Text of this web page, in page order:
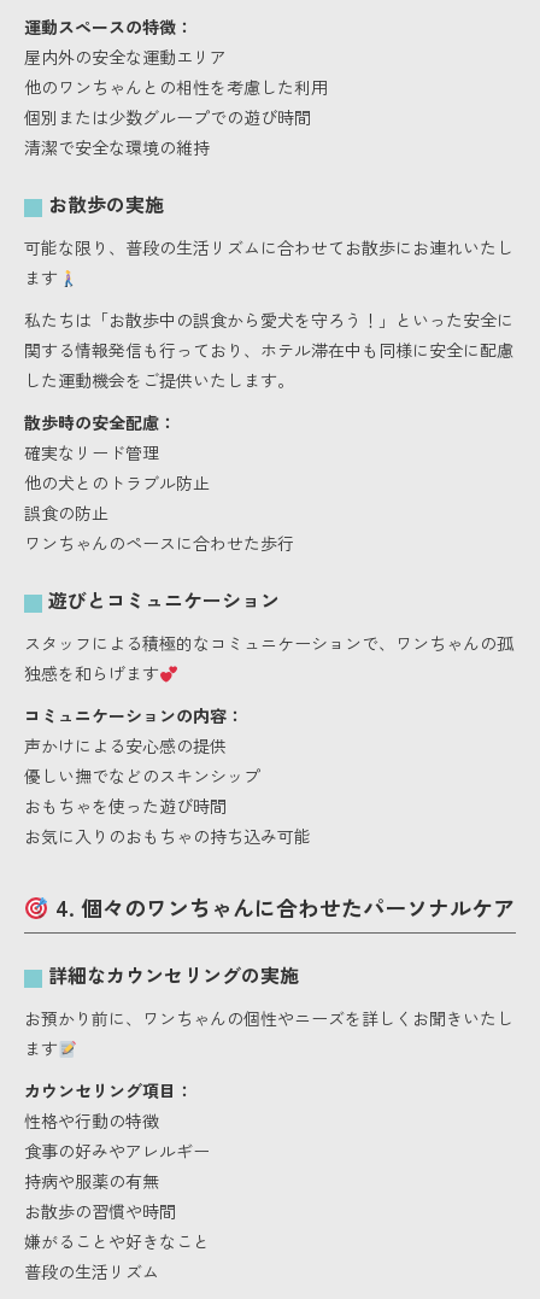
運動スペースの特徴：
屋内外の安全な運動エリア
他のワンちゃんとの相性を考慮した利用
個別または少数グループでの遊び時間
清潔で安全な環境の維持
お散歩の実施
可能な限り、普段の生活リズムに合わせてお散歩にお連れいたし
ます
私たちは「お散歩中の誤食から愛犬を守ろう！」といった安全に
関する情報発信も行っており、ホテル滞在中も同様に安全に配慮
した運動機会をご提供いたします。
散歩時の安全配慮：
確実なリード管理
他の犬とのトラブル防止
誤食の防止
ワンちゃんのペースに合わせた歩行
遊びとコミュニケーション
スタッフによる積極的なコミュニケーションで、ワンちゃんの孤
独感を和らげます
コミュニケーションの内容：
声かけによる安心感の提供
優しい撫でなどのスキンシップ
おもちゃを使った遊び時間
お気に入りのおもちゃの持ち込み可能
4. 個々のワンちゃんに合わせたパーソナルケア
詳細なカウンセリングの実施
お預かり前に、ワンちゃんの個性やニーズを詳しくお聞きいたし
ます
カウンセリング項目：
性格や行動の特徴
食事の好みやアレルギー
持病や服薬の有無
お散歩の習慣や時間
嫌がることや好きなこと
普段の生活リズム